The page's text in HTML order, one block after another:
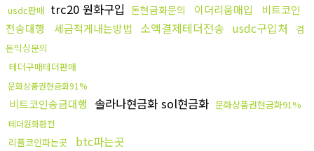
usdc판매 trc20 원화구입 돈현금화문의 이더리움매입
비트코인
전송대행
세금적게내는방법 소액결제테더전송 usdc구입처
검
돈믹싱문의
테더구매테더판매
문화상품권현금화91%
비트코인송금대행 솔라나현금화 sol현금화 문화상품권현금화91%
테더원화환전
리플코인파는곳 btc파는곳